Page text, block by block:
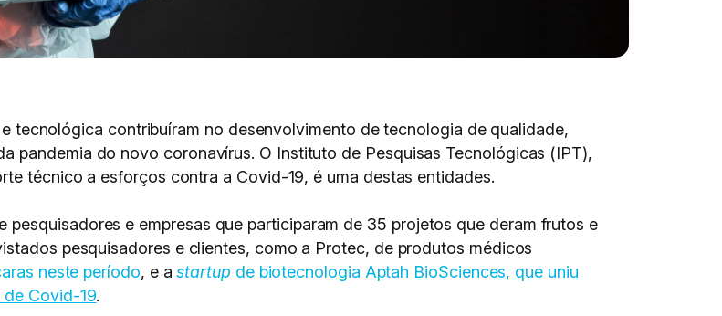
tecnológica contribuíram no desenvolvimento de tecnologia de qualidade,
pandemia do novo coronavírus. O Instituto de Pesquisas Tecnológicas (IPT),
técnico a esforços contra a Covid-19, é uma destas entidades.
e empresas que participaram de 35 projetos que deram frutos e
pesquisadores e clientes, como a Protec, de produtos médicos
neste período, e astartup de biotecnologia Aptah BioSciences, que uniu
Covid-19.